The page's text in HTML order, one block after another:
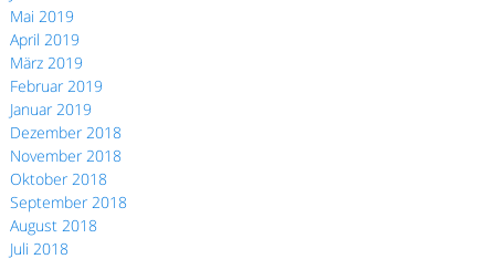
Mai 2019
April 2019
März 2019
Februar 2019
Januar 2019
Dezember 2018
November 2018
Oktober 2018
September 2018
August 2018
Juli 2018